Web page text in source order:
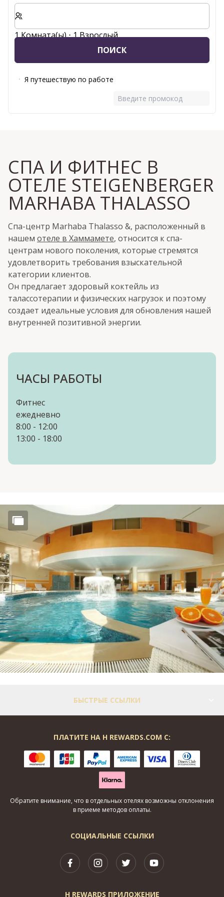
Выберите количество комнат и гостей для вашего
1 Комната(ы) ⋅ 1 Взрослый
ПОИСК
Я путешествую по работе
Введите промокод
СПА И ФИТНЕС В
ОТЕЛЕ STEIGENBERGER
MARHABA THALASSO
Спа-центр Marhaba Thalasso &, расположенный в
нашем отеле в Хаммамете, относится к спа-
центрам нового поколения, которые стремятся
удовлетворить требования взыскательной
категории клиентов.
Он предлагает здоровый коктейль из
талассотерапии и физических нагрузок и поэтому
создает идеальные условия для обновления нашей
внутренней позитивной энергии.
ЧАСЫ РАБОТЫ
Фитнес
ежедневно
8:00 - 12:00
13:00 - 18:00
БЫСТРЫЕ ССЫЛКИ
СОЦИАЛЬНЫЕ ССЫЛКИ
H REWARDS ПРИЛОЖЕНИЕ
ПЛАТИТЕ НА H REWARDS.COM С:
Обратите внимание, что в отдельных отелях возможны отклонения
в приеме методов оплаты.